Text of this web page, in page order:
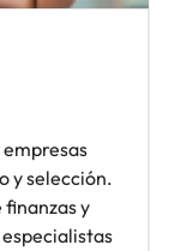
empresas
y selección.
y